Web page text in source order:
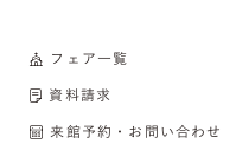
フェア一覧
資料請求
来館予約・お問い合わせ